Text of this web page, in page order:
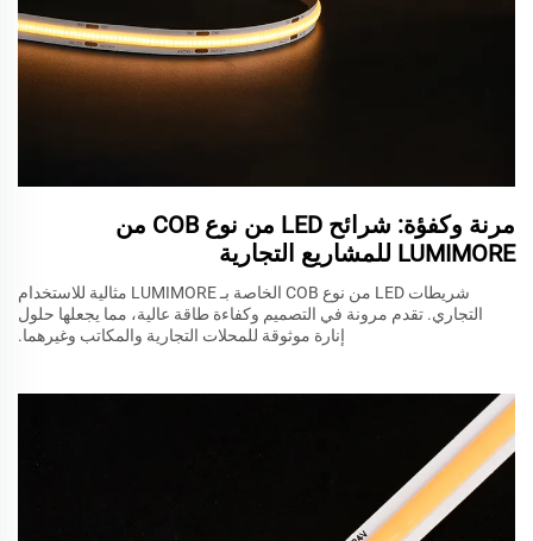
مرنة وكفؤة: شرائح LED من نوع COB من
LUMIMORE للمشاريع التجارية
شريطات LED من نوع COB الخاصة بـ LUMIMORE مثالية للاستخدام
التجاري. تقدم مرونة في التصميم وكفاءة طاقة عالية، مما يجعلها حلول
إنارة موثوقة للمحلات التجارية والمكاتب وغيرهما.